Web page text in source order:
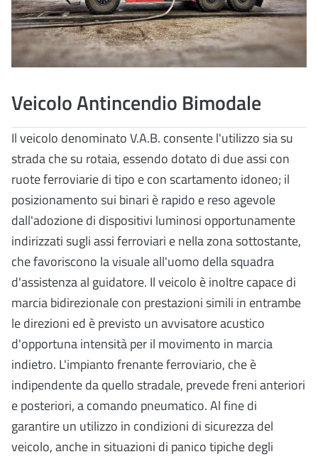
Veicolo Antincendio Bimodale
Il veicolo denominato V.A.B. consente l'utilizzo sia su
strada che su rotaia, essendo dotato di due assi con
ruote ferroviarie di tipo e con scartamento idoneo; il
posizionamento sui binari è rapido e reso agevole
dall'adozione di dispositivi luminosi opportunamente
indirizzati sugli assi ferroviari e nella zona sottostante,
che favoriscono la visuale all'uomo della squadra
d'assistenza al guidatore. Il veicolo è inoltre capace di
marcia bidirezionale con prestazioni simili in entrambe
le direzioni ed è previsto un avvisatore acustico
d'opportuna intensità per il movimento in marcia
indietro. L'impianto frenante ferroviario, che è
indipendente da quello stradale, prevede freni anteriori
e posteriori, a comando pneumatico. Al fine di
garantire un utilizzo in condizioni di sicurezza del
veicolo, anche in situazioni di panico tipiche degli